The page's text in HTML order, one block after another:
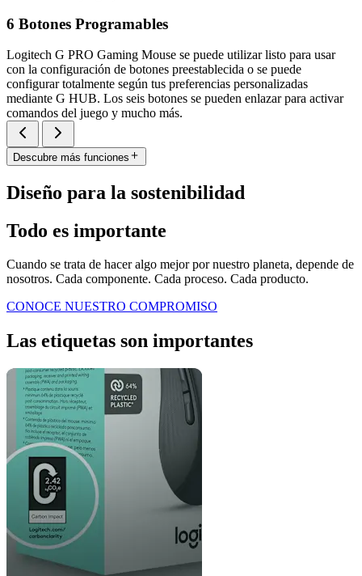
6 Botones Programables
Logitech G PRO Gaming Mouse se puede utilizar listo para usar
con la configuración de botones preestablecida o se puede
configurar totalmente según tus preferencias personalizadas
mediante G HUB. Los seis botones se pueden enlazar para activar
comandos del juego y mucho más.
Descubre más funciones
Diseño para la sostenibilidad
Todo es importante
Cuando se trata de hacer algo mejor por nuestro planeta, depende de
nosotros. Cada componente. Cada proceso. Cada producto.
CONOCE NUESTRO COMPROMISO
Las etiquetas son importantes